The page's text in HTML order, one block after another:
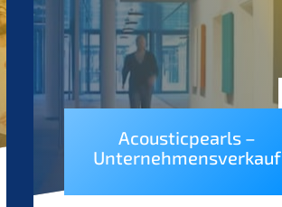
Acoustic­pearls –
Unternehmensverkauf